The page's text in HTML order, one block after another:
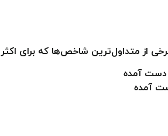
آمده
آمده